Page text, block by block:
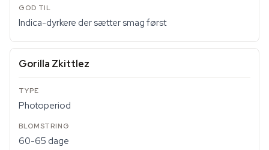
Indica-dyrkere der sætter smag først
Gorilla Zkittlez
Photoperiod
60-65 dage